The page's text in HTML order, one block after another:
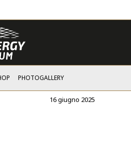
PHOTOGALLERY
16 giugno 2025